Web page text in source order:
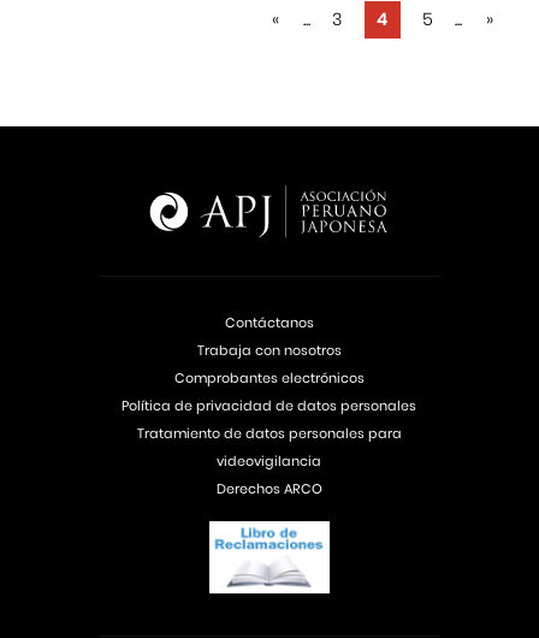
« ... 3 4 5 ... »
Contáctanos
Trabaja con nosotros
Comprobantes electrónicos
Política de privacidad de datos personales
Tratamiento de datos personales para
videovigilancia
Derechos ARCO